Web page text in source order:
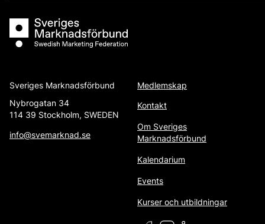
Sveriges Marknadsförbund
Sveriges Marknadsförbund
Nybrogatan 34
114 39 Stockholm, SWEDEN
info@svemarknad.se
Medlemskap
Kontakt
Om Sveriges
Marknadsförbund
Kalendarium
Events
Kurser och utbildningar